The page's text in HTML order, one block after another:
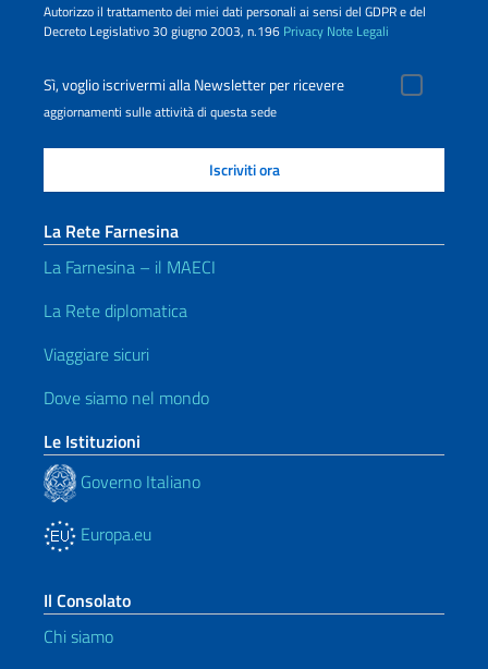
Autorizzo il trattamento dei miei dati personali ai sensi del GDPR e del
Decreto Legislativo 30 giugno 2003, n.196 Privacy Note Legali
Sì, voglio iscrivermi alla Newsletter per ricevere
aggiornamenti sulle attività di questa sede
La Rete Farnesina
La Farnesina – il MAECI
La Rete diplomatica
Viaggiare sicuri
Dove siamo nel mondo
Le Istituzioni
Governo Italiano
Europa.eu
Il Consolato
Chi siamo